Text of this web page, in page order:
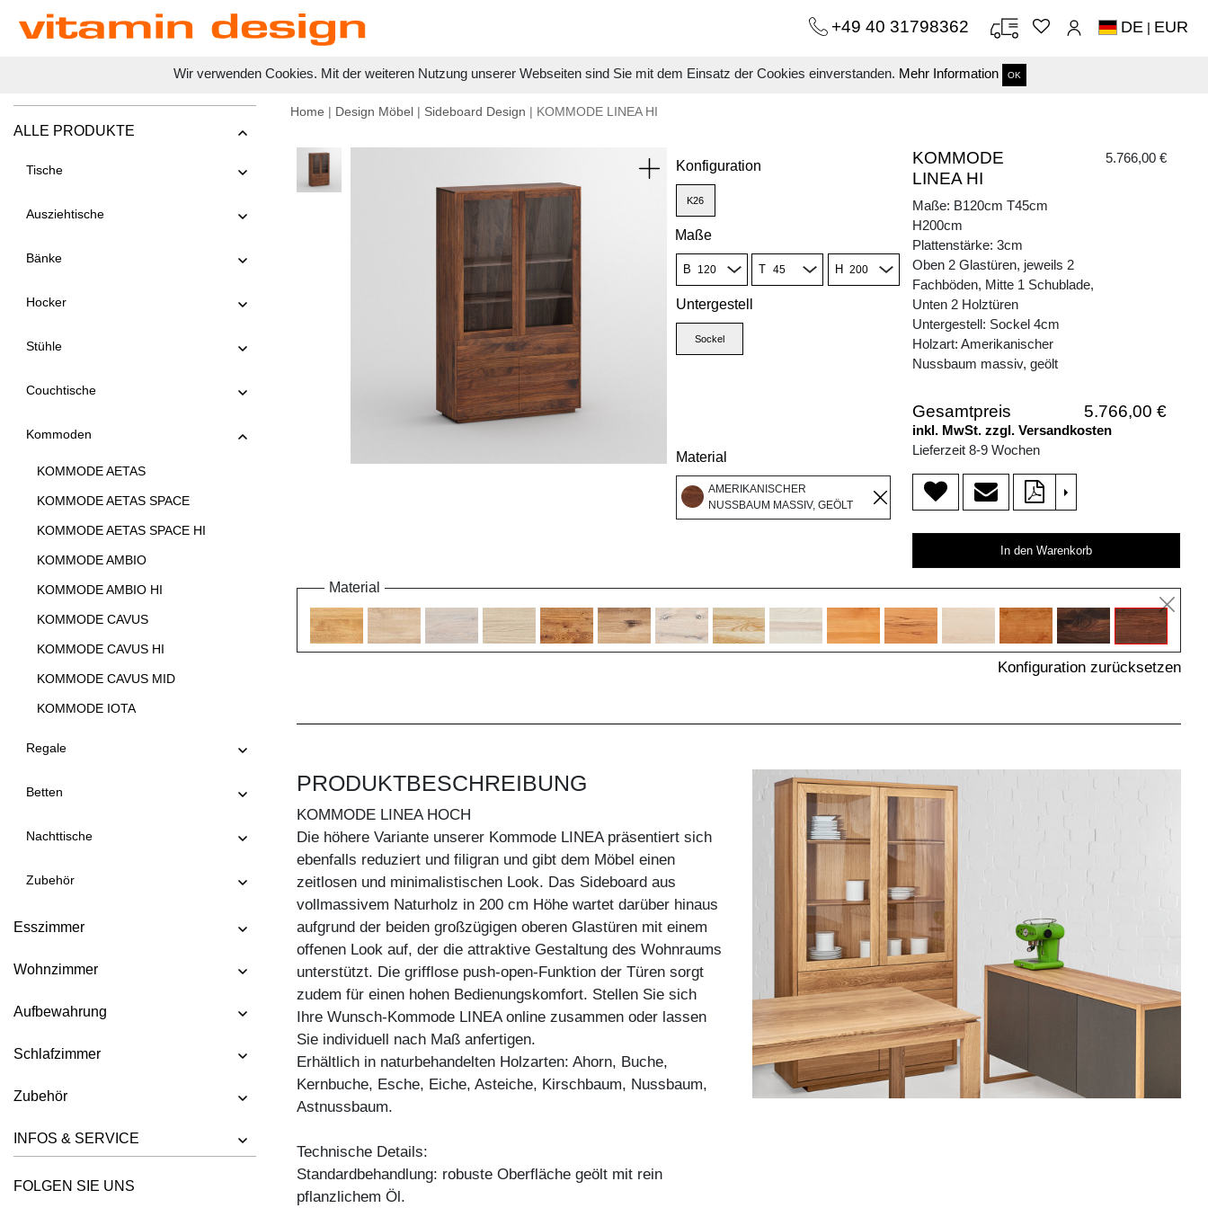
Wir verwenden Cookies. Mit der weiteren Nutzung unserer Webseiten sind Sie mit dem Einsatz der Cookies einverstanden. Mehr Information OK
+49 40 31798362 DE | EUR
ALLE PRODUKTE
Tische
Ausziehtische
Bänke
Hocker
Stühle
Couchtische
Kommoden
KOMMODE AETAS
KOMMODE AETAS SPACE
KOMMODE AETAS SPACE HI
KOMMODE AMBIO
KOMMODE AMBIO HI
KOMMODE CAVUS
KOMMODE CAVUS HI
KOMMODE CAVUS MID
KOMMODE IOTA
KOMMODE IOTA MID
KOMMODE IOTA TV
KOMMODE IOTA WALL V
KOMMODE LINEA
KOMMODE PYRA
KOMMODE SENA
KOMMODE SENA HI
Regale
Betten
Nachttische
Zubehör
Esszimmer
Wohnzimmer
Aufbewahrung
Schlafzimmer
Zubehör
INFOS & SERVICE
FOLGEN SIE UNS
Home | Design Möbel | Sideboard Design | KOMMODE LINEA HI
Konfiguration
K26
Maße
B T H
Untergestell
Sockel
Material
AMERIKANISCHER
NUSSBAUM MASSIV, GEÖLT
KOMMODE
LINEA HI
5.766,00 €
Maße: B120cm T45cm
H200cm
Plattenstärke: 3cm
Oben 2 Glastüren, jeweils 2
Fachböden, Mitte 1 Schublade,
Unten 2 Holztüren
Untergestell: Sockel 4cm
Holzart: Amerikanischer
Nussbaum massiv, geölt
Gesamtpreis 5.766,00 €
inkl. MwSt. zzgl. Versandkosten
Lieferzeit 8-9 Wochen
>
In den Warenkorb
Material
Konfiguration zurücksetzen
PRODUKTBESCHREIBUNG
KOMMODE LINEA HOCH
Die höhere Variante unserer Kommode LINEA präsentiert sich
ebenfalls reduziert und filigran und gibt dem Möbel einen
zeitlosen und minimalistischen Look. Das Sideboard aus
vollmassivem Naturholz in 200 cm Höhe wartet darüber hinaus
aufgrund der beiden großzügigen oberen Glastüren mit einem
offenen Look auf, der die attraktive Gestaltung des Wohnraums
unterstützt. Die grifflose push-open-Funktion der Türen sorgt
zudem für einen hohen Bedienungskomfort. Stellen Sie sich
Ihre Wunsch-Kommode LINEA online zusammen oder lassen
Sie individuell nach Maß anfertigen.
Erhältlich in naturbehandelten Holzarten: Ahorn, Buche,
Kernbuche, Esche, Eiche, Asteiche, Kirschbaum, Nussbaum,
Astnussbaum.
Technische Details:
Standardbehandlung: robuste Oberfläche geölt mit rein
pflanzlichem Öl.